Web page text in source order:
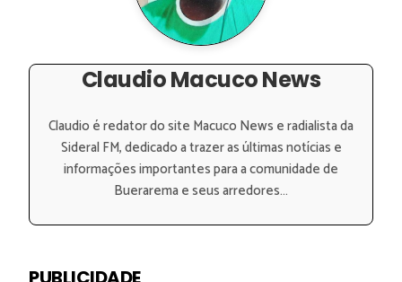
Claudio Macuco News
Claudio é redator do site Macuco News e radialista da
Sideral FM, dedicado a trazer as últimas notícias e
informações importantes para a comunidade de
Buerarema e seus arredores...